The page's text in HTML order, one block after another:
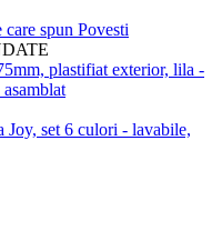
spun Povesti
plastifiat exterior, lila -
Joy, set 6 culori - lavabile,